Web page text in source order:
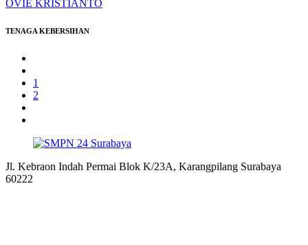
OVIE KRISTIANTO
TENAGA KEBERSIHAN
1
2
Jl. Kebraon Indah Permai Blok K/23A, Karangpilang Surabaya
60222